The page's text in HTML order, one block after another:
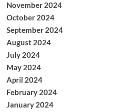
November 2024
October 2024
September 2024
August 2024
July 2024
May 2024
April 2024
February 2024
January 2024